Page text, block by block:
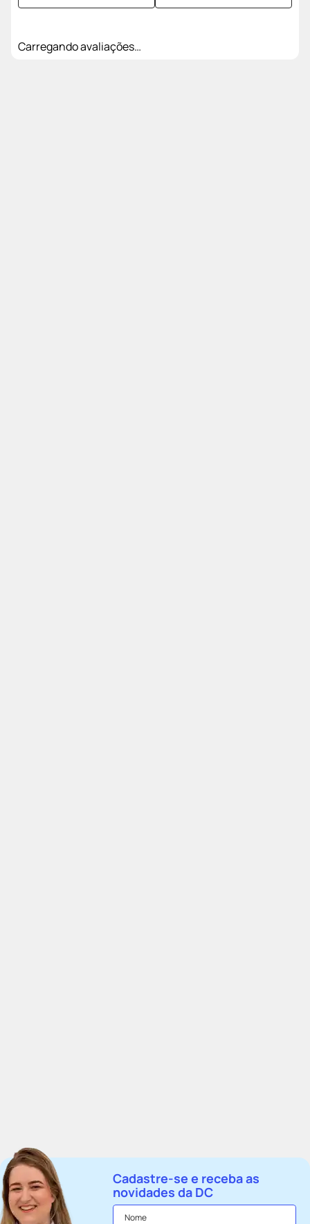
Mais recentes
Cadastre-se e receba as
novidades da DC